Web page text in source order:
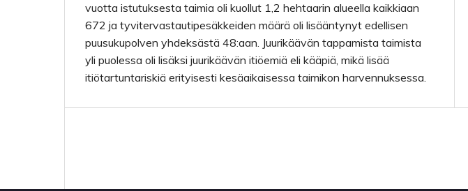
vuotta istutuksesta taimia oli kuollut 1,2 hehtaarin alueella kaikkiaan
672 ja tyvitervastautipesäkkeiden määrä oli lisääntynyt edellisen
puusukupolven yhdeksästä 48:aan. Juurikäävän tappamista taimista
yli puolessa oli lisäksi juurikäävän itiöemiä eli kääpiä, mikä lisää
itiötartuntariskiä erityisesti kesäaikaisessa taimikon harvennuksessa.